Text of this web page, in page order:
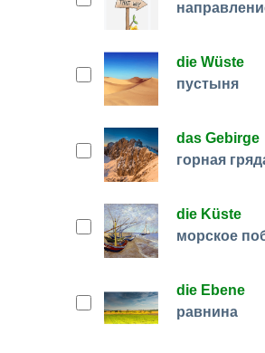
die Wüste
пустыня
das Gebirge
горная
die Küste
морское
die Ebene
равнина